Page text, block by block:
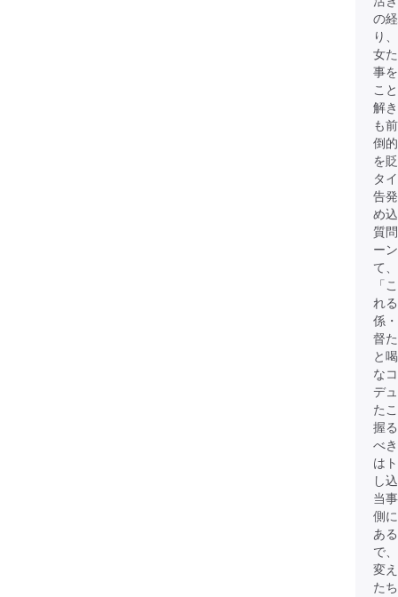
の
り
女
事
こ
解
も
倒
を
タ
告
め
質
ー
て
「
れ
係
督
と
な
デ
た
握
べ
は
し
当
側
あ
で
変
た